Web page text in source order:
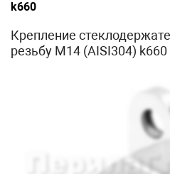
k660
Крепление
резьбу М14 (AISI304) k660